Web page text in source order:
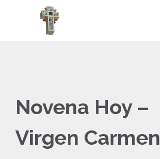
Novena Hoy –
Virgen Carmen